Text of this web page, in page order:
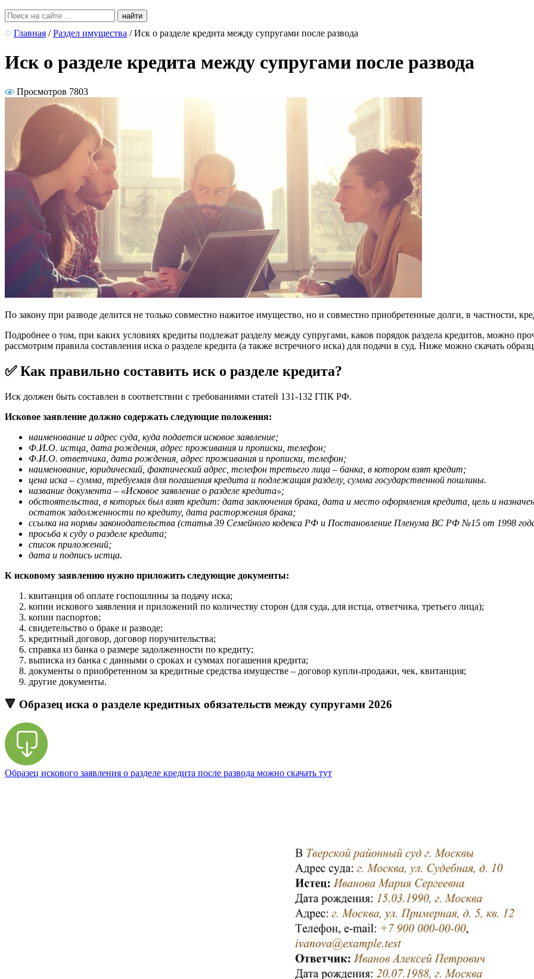
Главная / Раздел имущества / Иск о разделе кредита между супругами после развода
Иск о разделе кредита между супругами после развода
Просмотров 7803
По закону при разводе делится не только совместно нажитое имущество, но и совместно приобретенные долги, в частности,
Подробнее о том, при каких условиях кредиты подлежат разделу между супругами, каков порядок раздела кредитов, можно
рассмотрим правила составления иска о разделе кредита (а также встречного иска) для подачи в суд. Ниже можно скачать
✅ Как правильно составить иск о разделе кредита?
Иск должен быть составлен в соответствии с требованиями статей 131-132 ГПК РФ.
Исковое заявление должно содержать следующие положения:
наименование и адрес суда, куда подается исковое заявление;
Ф.И.О. истца, дата рождения, адрес проживания и прописки, телефон;
Ф.И.О. ответчика, дата рождения, адрес проживания и прописки, телефон;
наименование, юридический, фактический адрес, телефон третьего лица – банка, в котором взят кредит;
цена иска – сумма, требуемая для погашения кредита и подлежащая разделу, сумма государственной пошлины.
название документа – «Исковое заявление о разделе кредита»;
обстоятельства, в которых был взят кредит: дата заключения брака, дата и место оформления кредита, цель и
остаток задолженности по кредиту, дата расторжения брака;
ссылка на нормы законодательства (статья 39 Семейного кодекса РФ и Постановление Пленума ВС РФ №15 от 1998
просьба к суду о разделе кредита;
список приложений;
дата и подпись истца.
К исковому заявлению нужно приложить следующие документы:
квитанция об оплате госпошлины за подачу иска;
копии искового заявления и приложений по количеству сторон (для суда, для истца, ответчика, третьего лица);
копии паспортов;
свидетельство о браке и разводе;
кредитный договор, договор поручительства;
справка из банка о размере задолженности по кредиту;
выписка из банка с данными о сроках и суммах погашения кредита;
документы о приобретенном за кредитные средства имуществе – договор купли-продажи, чек, квитанция;
другие документы.
🔻 Образец иска о разделе кредитных обязательств между супругами 2026
Образец искового заявления о разделе кредита после развода можно скачать тут